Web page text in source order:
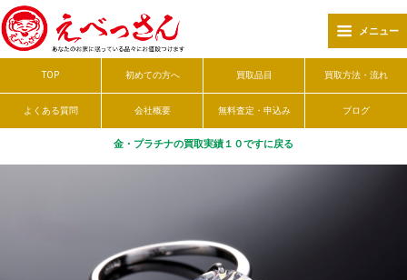
メニュー
TOP 初めての方へ 買取品目 買取方法・流れ
よくある質問 会社概要 無料査定・申込み ブログ
金・プラチナの買取実績１０ですに戻る